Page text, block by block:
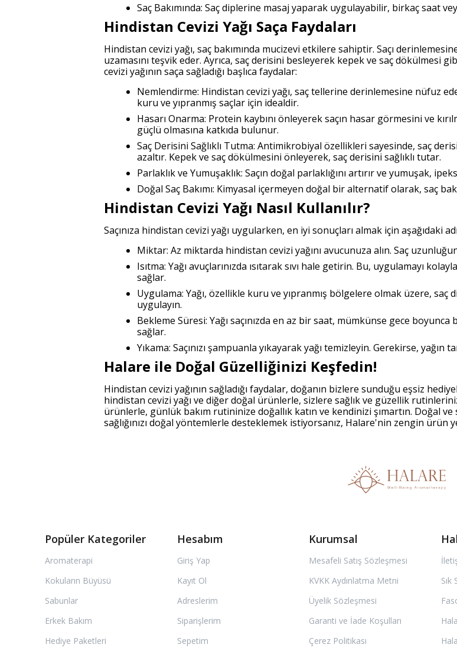
Saç Bakımında: Saç diplerine masaj yaparak uygulayabilir, birkaç saat
Hindistan Cevizi Yağı Saça Faydaları
Hindistan cevizi yağı, saç bakımında mucizevi etkilere sahiptir. Saçı
uzamasını teşvik eder. Ayrıca, saç derisini besleyerek kepek ve saç dökülmesi
cevizi yağının saça sağladığı başlıca faydalar:
Nemlendirme: Hindistan cevizi yağı, saç tellerine derinlemesine nüfuz
kuru ve yıpranmış saçlar için idealdir.
Hasarı Onarma: Protein kaybını önleyerek saçın hasar görmesini ve
güçlü olmasına katkıda bulunur.
Saç Derisini Sağlıklı Tutma: Antimikrobiyal özellikleri sayesinde, saç
azaltır. Kepek ve saç dökülmesini önleyerek, saç derisini sağlıklı tutar.
Parlaklık ve Yumuşaklık: Saçın doğal parlaklığını artırır ve yumuşak,
Doğal Saç Bakımı: Kimyasal içermeyen doğal bir alternatif olarak, saç
Hindistan Cevizi Yağı Nasıl Kullanılır?
Saçınıza hindistan cevizi yağı uygularken, en iyi sonuçları almak için aşağıdaki
Miktar: Az miktarda hindistan cevizi yağını avucunuza alın. Saç
Isıtma: Yağı avuçlarınızda ısıtarak sıvı hale getirin. Bu, uygulamayı
sağlar.
Uygulama: Yağı, özellikle kuru ve yıpranmış bölgelere olmak üzere,
uygulayın.
Bekleme Süresi: Yağı saçınızda en az bir saat, mümkünse gece
sağlar.
Yıkama: Saçınızı şampuanla yıkayarak yağı temizleyin. Gerekirse, yağın
Halare ile Doğal Güzelliğinizi Keşfedin!
Hindistan cevizi yağının sağladığı faydalar, doğanın bizlere sunduğu eşsiz
hindistan cevizi yağı ve diğer doğal ürünlerle, sizlere sağlık ve güzellik
ürünlerle, günlük bakım rutininize doğallık katın ve kendinizi şımartın. Doğal
sağlığınızı doğal yöntemlerle desteklemek istiyorsanız, Halare'nin zengin ürün
Popüler Kategoriler
Aromaterapi
Kokuların Büyüsü
Sabunlar
Erkek Bakım
Hediye Paketleri
Hesabım
Giriş Yap
Kayıt Ol
Adreslerim
Siparişlerim
Sepetim
Kurumsal
Mesafeli Satış Sözleşmesi
KVKK Aydınlatma Metni
Üyelik Sözleşmesi
Garanti ve İade Koşulları
Çerez Politikası